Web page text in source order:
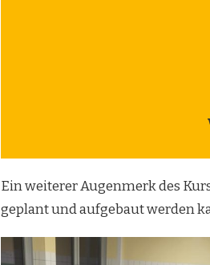
Ein weiterer Augenmerk des
geplant und aufgebaut werden